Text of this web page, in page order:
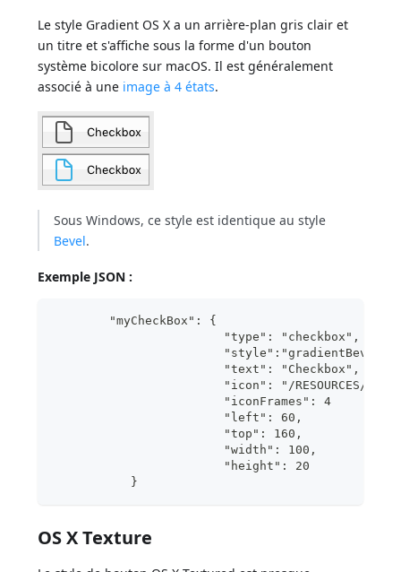
Le style Gradient OS X a un arrière-plan gris clair et
un titre et s'affiche sous la forme d'un bouton
système bicolore sur macOS. Il est généralement
associé à une image à 4 états.
Sous Windows, ce style est identique au style
Bevel.
Exemple JSON :
	"myCheckBox": {
"icon": "/RESOURCES/
			"iconFrames": 4
           }
OS X Texture